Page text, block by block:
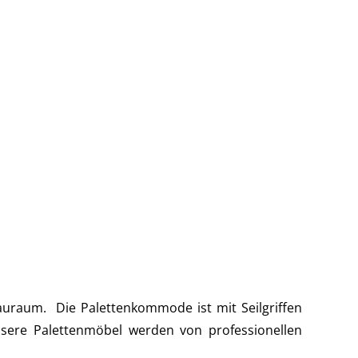
Die Palettenkommode ist mit Seilgriffen
Palettenmöbel werden von professionellen